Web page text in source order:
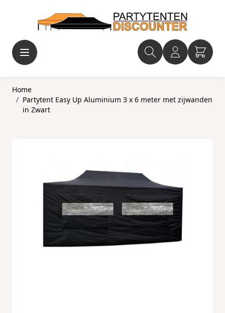
Home
/ Partytent Easy Up Aluminium 3 x 6 meter met zijwanden
in Zwart